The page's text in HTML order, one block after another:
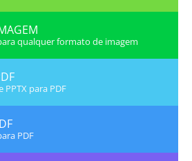
qualquer formato de imagem
PPTX para PDF
PDF